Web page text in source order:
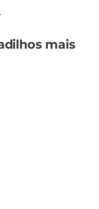
mais